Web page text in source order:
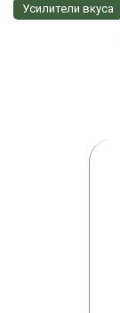
Усилители вкуса